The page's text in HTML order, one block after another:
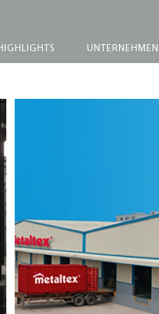
UNTERNEHMEN
China/